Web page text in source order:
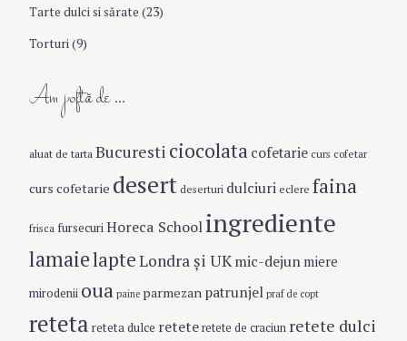
Tarte dulci si sărate (23)
Torturi (9)
Am poftă de …
aluat de tarta Bucuresti ciocolata cofetarie curs cofetar
curs cofetarie desert deserturi dulciuri eclere faina
frisca fursecuriHoreca Schoolingrediente
lamaielapteLondra şi UKmic-dejun miere
mirodenii oua paine parmezan patrunjel praf de copt
reteta reteta dulce reteteretete de craciun retete dulci